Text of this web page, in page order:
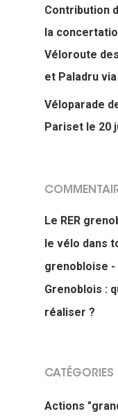
Contribution
la
Véloroute
et Paladru
Véloparade
Pariset le 20
Le RER
le vélo dans
grenobloise -
Grenoblois :
réaliser ?
CATÉGORIES
Actions